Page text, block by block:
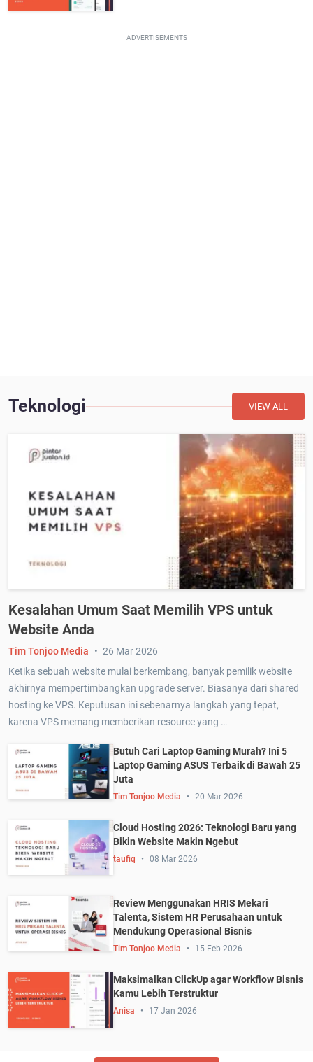
ADVERTISEMENTS
Teknologi VIEW ALL
Kesalahan Umum Saat Memilih VPS untuk
Website Anda
Ketika sebuah website mulai berkembang, banyak pemilik website
akhirnya mempertimbangkan upgrade server. Biasanya dari shared
hosting ke VPS. Keputusan ini sebenarnya langkah yang tepat,
karena VPS memang memberikan resource yang …
Tim Tonjoo Media 26 Mar 2026
Butuh Cari Laptop Gaming Murah? Ini 5
Laptop Gaming ASUS Terbaik di Bawah 25
Juta
Tim Tonjoo Media 20 Mar 2026
Cloud Hosting 2026: Teknologi Baru yang
Bikin Website Makin Ngebut
taufiq 08 Mar 2026
Review Menggunakan HRIS Mekari
Talenta, Sistem HR Perusahaan untuk
Mendukung Operasional Bisnis
Tim Tonjoo Media 15 Feb 2026
Maksimalkan ClickUp agar Workflow Bisnis
Kamu Lebih Terstruktur
Anisa 17 Jan 2026